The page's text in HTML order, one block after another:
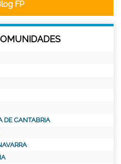
FP
DE CANTABRIA